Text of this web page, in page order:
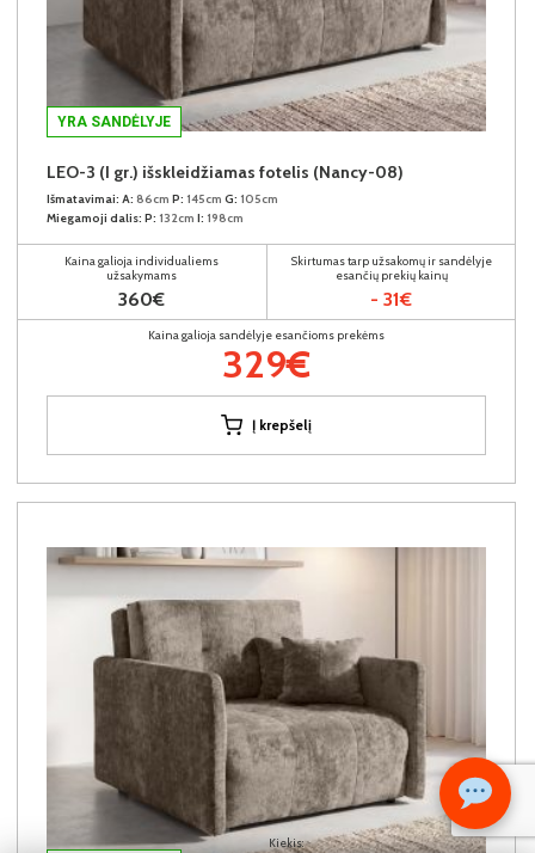
Kiekis:
YRA SANDĖLYJE
LEO-3 (I gr.) išskleidžiamas fotelis (Nancy-08)
Išmatavimai: A: 86cm P: 145cm G: 105cm
Miegamoji dalis: P: 132cm I: 198cm
Kaina galioja individualiems
užsakymams
360€
Skirtumas tarp užsakomų ir sandėlyje
esančių prekių kainų
- 31€
Kaina galioja sandėlyje esančioms prekėms
329€
Į krepšelį